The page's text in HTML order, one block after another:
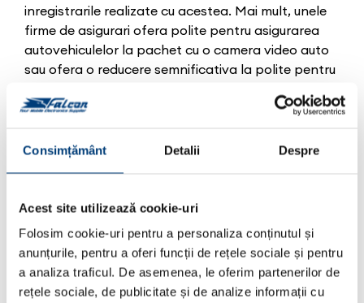
Consimțământ Detalii Despre
Acest site utilizează cookie-uri
Folosim cookie-uri pentru a personaliza conținutul și
anunțurile, pentru a oferi funcții de rețele sociale și pentru
a analiza traficul. De asemenea, le oferim partenerilor de
rețele sociale, de publicitate și de analize informații cu
inregistrarile realizate cu acestea. Mai mult, unele
firme de asigurari ofera polite pentru asigurarea
autovehiculelor la pachet cu o camera video auto
sau ofera o reducere semnificativa la polite pentru
inregistrare a traficului.
In plus, existenta camerelor auto DVR poate avea
factor suplimentar de control pentru angajatii
care conduc masini oferite ca beneficiu de catre
angajatori. De asemenea, ca o camera auto DVR
poate fi un mod simplu de inregistrare a unor
surprinzatoare peisaje din vacante. Speram ca te-